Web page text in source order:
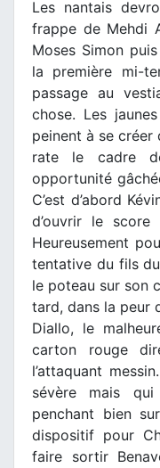
Les nantais
frappe de Mehdi
Moses Simon
la première mi-
passage au
chose. Les
peinent à se créer
rate le cadre
opportunité
C’est d’abord
d’ouvrir le
Heureusement
tentative du fils
le poteau sur son
tard, dans la peur
Diallo, le
carton rouge
l’attaquant
sévère mais qui
penchant bien
dispositif pour
faire sortir